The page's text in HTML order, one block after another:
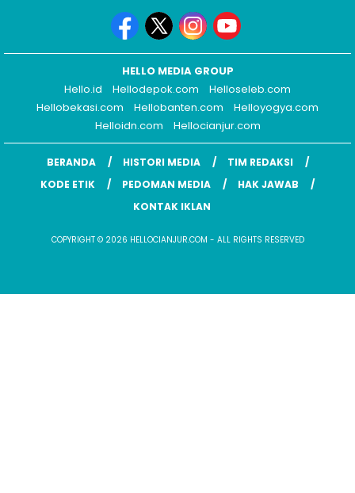
HELLO MEDIA GROUP
Hello.id
Hellodepok.com
Helloseleb.com
Hellobekasi.com
Hellobanten.com
Helloyogya.com
Helloidn.com
Hellocianjur.com
BERANDA HISTORI MEDIA
TIM REDAKSI
KODE ETIK
PEDOMAN MEDIA
HAK JAWAB
KONTAK IKLAN
COPYRIGHT © 2026 HELLOCIANJUR.COM - ALL RIGHTS RESERVED